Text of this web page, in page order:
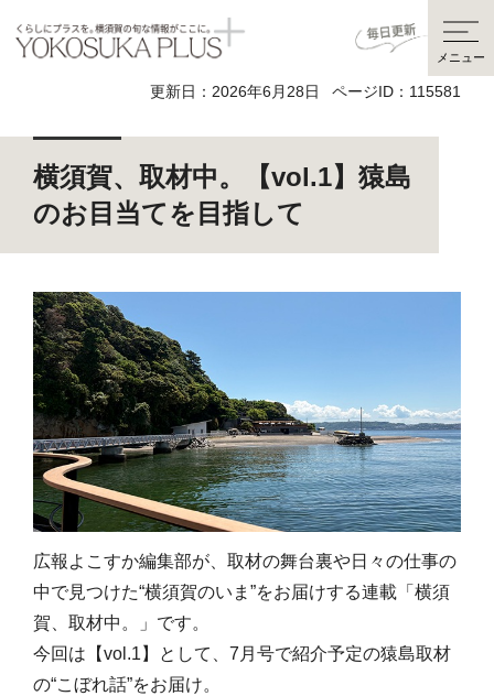
くらしにプラスを。横須賀の
旬な情報がここに。
メニュー
更新日：2026年6月28日 ページID：115581
横須賀、取材中。【vol.1】猿島
のお目当てを目指して
広報よこすか編集部が、取材の舞台裏や日々の仕事の
中で見つけた“横須賀のいま”をお届けする連載「横須
賀、取材中。」です。
今回は【vol.1】として、7月号で紹介予定の猿島取材
の“こぼれ話”をお届け。